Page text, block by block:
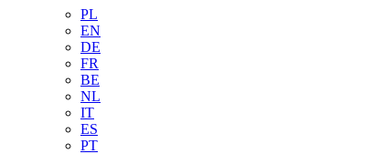
PL
EN
DE
FR
BE
NL
IT
ES
PT